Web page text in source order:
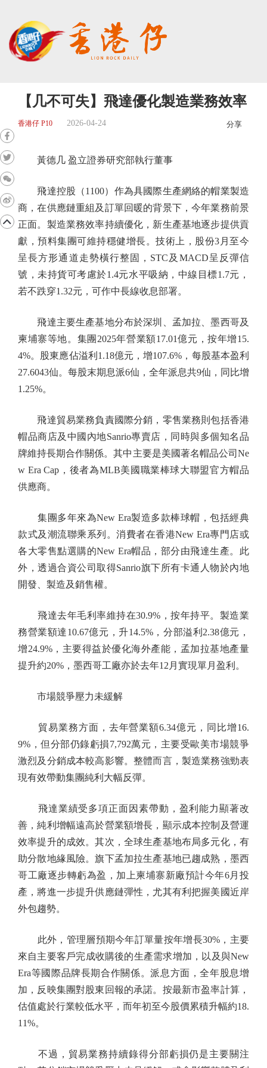
【几不可失】飛達優化製造業務效率
香港仔 P10 2026-04-24 分享
黃德几 盈立證券研究部執行董事
飛達控股（1100）作為具國際生產網絡的帽業製造
商，在供應鏈重組及訂單回暖的背景下，今年業務前景
正面。製造業務效率持續優化，新生產基地逐步提供貢
獻，預料集團可維持穩健增長。技術上，股份3月至今
呈長方形通道走勢橫行整固，STC及MACD呈反彈信
號，未持貨可考慮於1.4元水平吸納，中線目標1.7元，
若不跌穿1.32元，可作中長線收息部署。
飛達主要生產基地分布於深圳、孟加拉、墨西哥及
柬埔寨等地。集團2025年營業額17.01億元，按年增15.
4%。股東應佔溢利1.18億元，增107.6%，每股基本盈利
27.6043仙。每股末期息派6仙，全年派息共9仙，同比增
1.25%。
飛達貿易業務負責國際分銷，零售業務則包括香港
帽品商店及中國內地Sanrio專賣店，同時與多個知名品
牌維持長期合作關係。其中主要是美國著名帽品公司Ne
w Era Cap，後者為MLB美國職業棒球大聯盟官方帽品
供應商。
集團多年來為New Era製造多款棒球帽，包括經典
款式及潮流聯乘系列。消費者在香港New Era專門店或
各大零售點選購的New Era帽品，部分由飛達生產。此
外，透過合資公司取得Sanrio旗下所有卡通人物於內地
開發、製造及銷售權。
飛達去年毛利率維持在30.9%，按年持平。製造業
務營業額達10.67億元，升14.5%，分部溢利2.38億元，
增24.9%，主要得益於優化海外產能，孟加拉基地產量
提升約20%，墨西哥工廠亦於去年12月實現單月盈利。
市場競爭壓力未緩解
貿易業務方面，去年營業額6.34億元，同比增16.
9%，但分部仍錄虧損7,792萬元，主要受歐美市場競爭
激烈及分銷成本較高影響。整體而言，製造業務強勁表
現有效帶動集團純利大幅反彈。
飛達業績受多項正面因素帶動，盈利能力顯著改
善，純利增幅遠高於營業額增長，顯示成本控制及營運
效率提升的成效。其次，全球生產基地布局多元化，有
助分散地緣風險。旗下孟加拉生產基地已趨成熟，墨西
哥工廠逐步轉虧為盈，加上柬埔寨新廠預計今年6月投
產，將進一步提升供應鏈彈性，尤其有利把握美國近岸
外包趨勢。
此外，管理層預期今年訂單量按年增長30%，主要
來自主要客戶完成收購後的生產需求增加，以及與New
Era等國際品牌長期合作關係。派息方面，全年股息增
加，反映集團對股東回報的承諾。按最新市盈率計算，
估值處於行業較低水平，而年初至今股價累積升幅約18.
11%。
不過，貿易業務持續錄得分部虧損仍是主要關注